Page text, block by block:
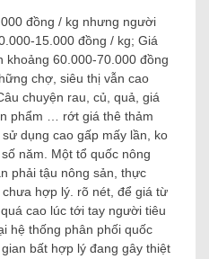
đồng / kg nhưng người
15.000 đồng / kg; Giá
khoảng 60.000-70.000 đồng
chợ, siêu thị vẫn cao
chuyện rau, củ, quả, giá
phẩm … rớt giá thê thảm
dụng cao gấp mấy lần, ko
năm. Một tổ quốc nông
phải tậu nông sản, thực
hợp lý. rõ nét, để giá từ
cao lúc tới tay người tiêu
hệ thống phân phối quốc
bất hợp lý đang gây thiệt